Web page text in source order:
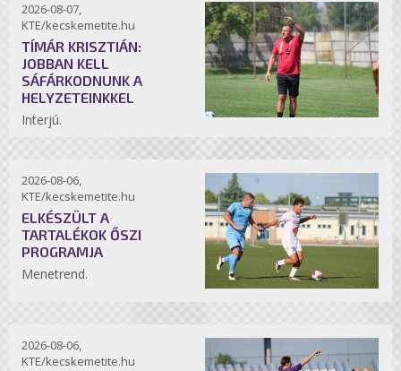
2026-08-07,
KTE/kecskemetite.hu
TÍMÁR KRISZTIÁN:
JOBBAN KELL
SÁFÁRKODNUNK A
HELYZETEINKKEL
Interjú.
2026-08-06,
KTE/kecskemetite.hu
ELKÉSZÜLT A
TARTALÉKOK ŐSZI
PROGRAMJA
Menetrend.
2026-08-06,
KTE/kecskemetite.hu